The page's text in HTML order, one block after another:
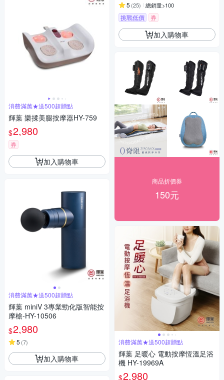
消費滿萬★送500超贈點
輝葉 樂揉美腿按摩器HY-759
$2,980
券
加入購物車
消費滿萬★送500超贈點
輝葉 miniV 3專業勁化版智能按
摩槍-HY-10506
$2,980
5 (7)
加入購物車
5 (25) 總銷量>100
挑戰低價 券
加入購物車
商品折價券
150元
消費滿萬★送500超贈點
輝葉 足暖心 電動按摩恆溫足浴
機 HY-19969A
$2,980